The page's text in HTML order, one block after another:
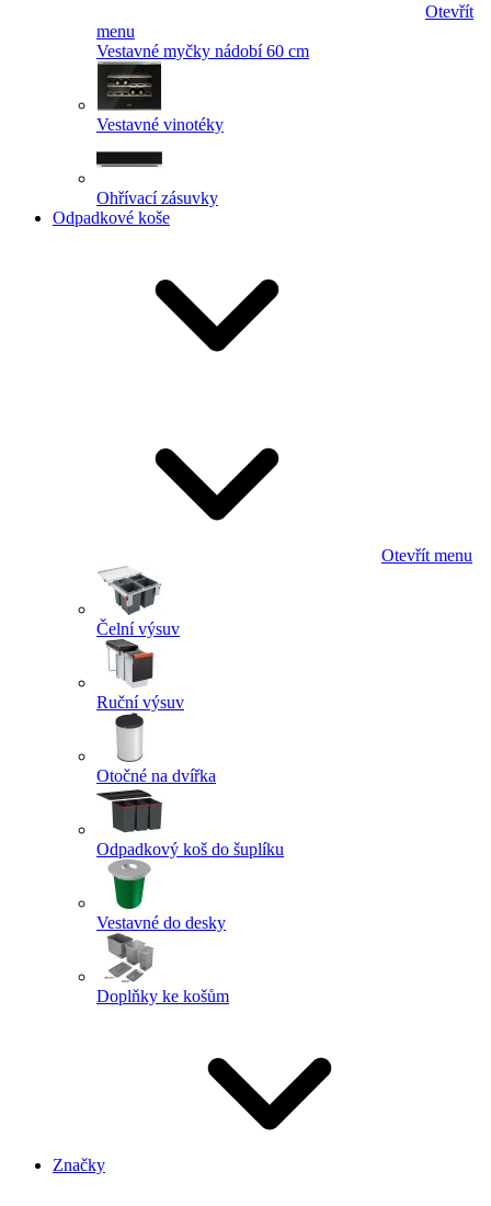
Otevřít
menu
Vestavné myčky nádobí 60 cm
Vestavné vinotéky
Ohřívací zásuvky
Odpadkové koše
Otevřít menu
Čelní výsuv
Ruční výsuv
Otočné na dvířka
Odpadkový koš do šuplíku
Vestavné do desky
Doplňky ke košům
Značky